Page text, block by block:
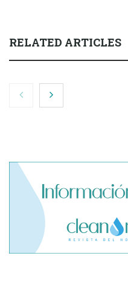
RELATED ARTICLES
El cofundador de Noctorial